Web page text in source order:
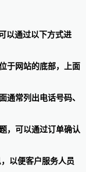
以通过以下方式进
于网站的底部，上面
通常列出电话号码、
，可以通过订单确认
以便客户服务人员